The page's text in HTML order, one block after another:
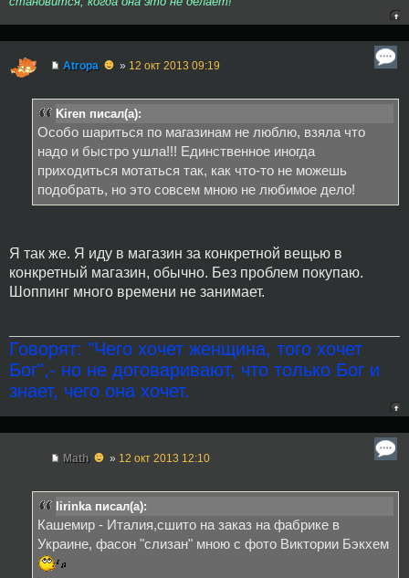
Atropa ☻ » 12 окт 2013 09:19
Kiren писал(а):
Особо шариться по магазинам не люблю, взяла что
надо и быстро ушла!!! Единственное иногда
приходиться мотаться так, как что-то не можешь
подобрать, но это совсем мною не любимое дело!
Я так же. Я иду в магазин за конкретной вещью в
конкретный магазин, обычно. Без проблем покупаю.
Шоппинг много времени не занимает.
Говорят: "Чего хочет женщина, того хочет
Бог",- но не договаривают, что только Бог и
знает, чего она хочет.
Math ☻ » 12 окт 2013 12:10
lirinka писал(а):
Кашемир - Италия,сшито на заказ на фабрике в
Украине, фасон "слизан" мною с фото Виктории Бэкхем